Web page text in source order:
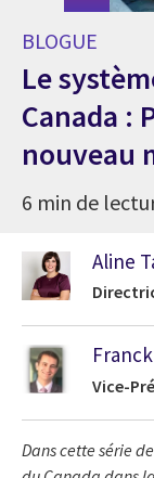
BLOGUE
Le
Canada :
nouveau
6 min de
Aline
Vice-
Dans cette série